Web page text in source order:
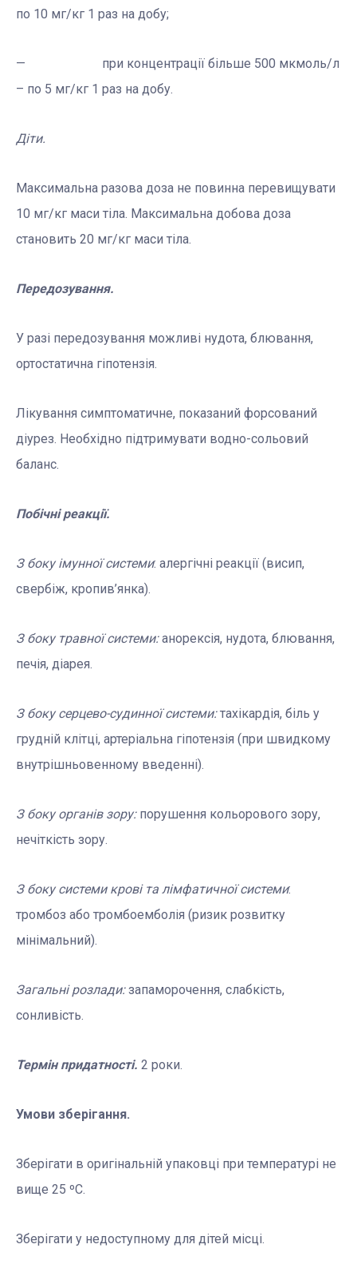
по 10 мг/кг 1 раз на добу;
— при концентрації більше 500 мкмоль/л
– по 5 мг/кг 1 раз на добу.
Діти.
Максимальна разова доза не повинна перевищувати
10 мг/кг маси тіла. Максимальна добова доза
становить 20 мг/кг маси тіла.
Передозування.
У разі передозування можливі нудота, блювання,
ортостатична гіпотензія.
Лікування симптоматичне, показаний форсований
діурез. Необхідно підтримувати водно-сольовий
баланс.
Побічні реакції.
З боку імунної системи: алергічні реакції (висип,
свербіж, кропив’янка).
З боку травної системи:анорексія, нудота, блювання,
печія, діарея.
З боку серцево-судинної системи:тахікардія, біль у
грудній клітці, артеріальна гіпотензія (при швидкому
внутрішньовенному введенні).
Збоку органів зору: порушення кольорового зору,
нечіткість зору.
Збоку системи крові та лімфатичної системи:
тромбоз або тромбоемболія (ризик розвитку
мінімальний).
Загальні розлади:запаморочення, слабкість,
сонливість.
Термін придатності. 2 роки.
Умови зберігання.
Зберігати в оригінальній упаковці при температурі не
вище 25 ºС.
Зберігати у недоступному для дітей місці.